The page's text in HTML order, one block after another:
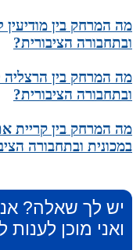
מה המרחק בין מודיעין
ובתחבורה הציבורית?
מה המרחק בין הרצליה
ובתחבורה הציבורית?
מה המרחק בין קריית
במכונית ובתחבורה
יש לך שאלה?
ואני מוכן